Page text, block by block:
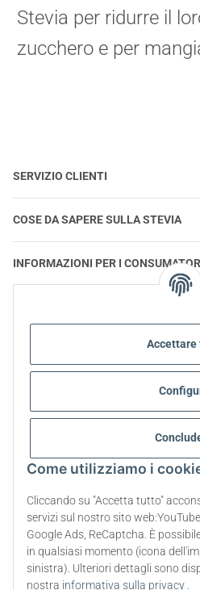
Accettare
Come utilizziamo i
Cliccando su "Accetta tutto"
servizi sul nostro sito
Google Ads, ReCaptcha. È
in qualsiasi momento (icona
sinistra). Ulteriori dettagli sono
nostra informativa sulla privacy
Stevia per ridurre il
zucchero e per
SERVIZIO CLIENTI
COSE DA SAPERE SULLA STEVIA
INFORMAZIONI PER I
STEVIA | DOMANDE E RISPOSTE
INFORMAZIONI SUL PRODOTTO
Recesso dal
* Tutti i prezzi includono l'IVA di